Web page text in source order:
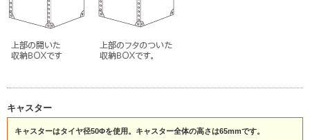
キャスター
キャスターはタイヤ径50Φを使用。キャスター全体の高さは65mmです。